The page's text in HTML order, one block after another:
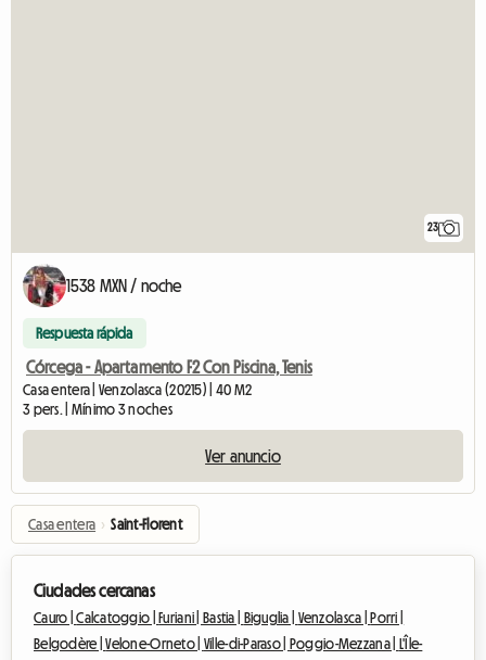
23
1538 MXN / noche
Respuesta rápida
Córcega - Apartamento F2 Con Piscina, Tenis
Casa entera | Venzolasca (20215) | 40 M2
3 pers. | Mínimo 3 noches
Ver anuncio
Casa entera › Saint-Florent
Ciudades cercanas
Cauro |Calcatoggio |Furiani | Bastia | Biguglia | Venzolasca |Porri |
Belgodère |Velone-Orneto | Ville-di-Paraso | Poggio-Mezzana | L'Île-